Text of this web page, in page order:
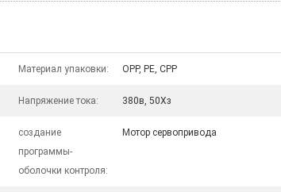
Материал упаковки: OPP, PE, CPP
Напряжение тока: 380в, 50Хз
создание
программы-
оболочки контроля:
Мотор сервопривода